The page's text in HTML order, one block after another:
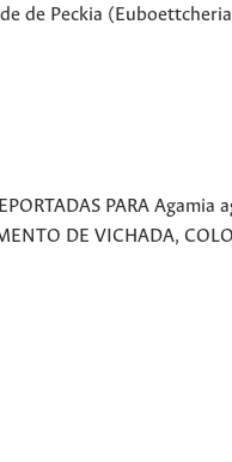
de Peckia
PARA Agamia
DE VICHADA,